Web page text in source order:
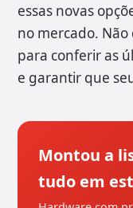
essas novas
no mercado. Não
para conferir as
e garantir que
Montou a
tudo em